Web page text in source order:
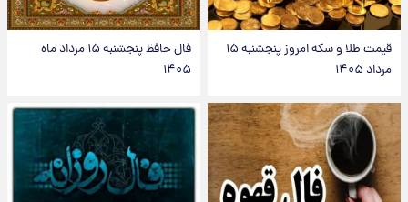
قیمت طلا و سکه امروز پنجشنبه ۱۵
مرداد ۱۴۰۵
فال حافظ پنجشنبه ۱۵ مرداد ماه
۱۴۰۵